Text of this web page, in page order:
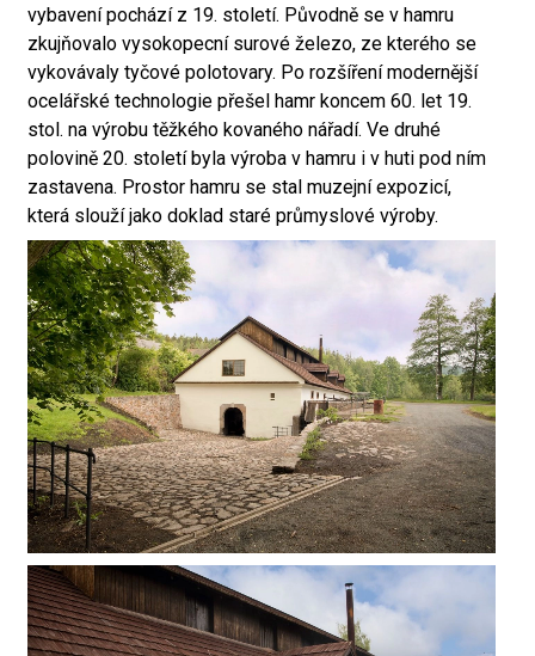
vybavení pochází z 19. století. Původně se v hamru
zkujňovalo vysokopecní surové železo, ze kterého se
vykovávaly tyčové polotovary. Po rozšíření modernější
ocelářské technologie přešel hamr koncem 60. let 19.
stol. na výrobu těžkého kovaného nářadí. Ve druhé
polovině 20. století byla výroba v hamru i v huti pod ním
zastavena. Prostor hamru se stal muzejní expozicí,
která slouží jako doklad staré průmyslové výroby.